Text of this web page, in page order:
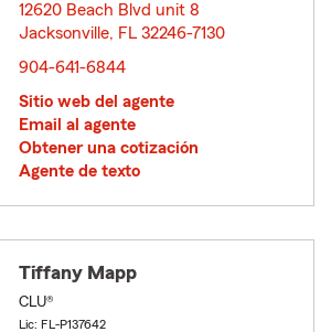
12620 Beach Blvd unit 8
Jacksonville, FL 32246-7130
904-641-6844
Sitio web del agente
Email al agente
Obtener una cotización
Agente de texto
Tiffany Mapp
CLU®
Lic: FL-P137642